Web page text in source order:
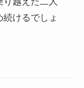
けるでしょ